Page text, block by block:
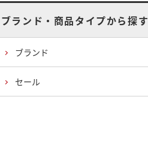
ブランド・商品タイプから探す
ブランド
セール